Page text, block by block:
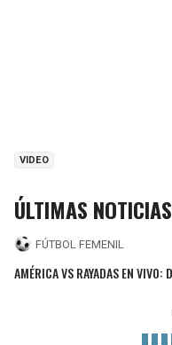
VIDEO
ÚLTIMAS NOTICIAS
FÚTBOL FEMENIL
AMÉRICA VS RAYADAS EN VIVO: